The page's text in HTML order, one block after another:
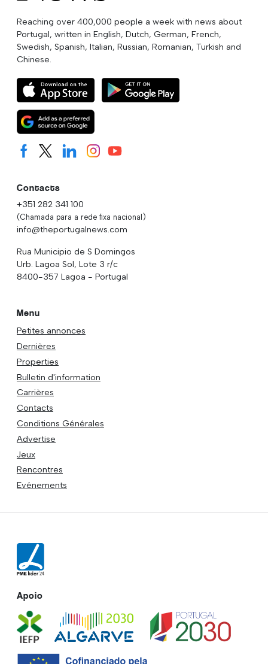
Reaching over 400,000 people a week with news about
Portugal, written in English, Dutch, German, French,
Swedish, Spanish, Italian, Russian, Romanian, Turkish and
Chinese.
Contacts
+351 282 341 100
(Chamada para a rede fixa nacional)
info@theportugalnews.com
Rua Municipio de S Domingos
Urb. Lagoa Sol, Lote 3 r/c
8400-357 Lagoa - Portugal
Menu
Petites annonces
Dernières
Properties
Bulletin d'information
Carrières
Contacts
Conditions Générales
Advertise
Jeux
Rencontres
Evénements
Apoio